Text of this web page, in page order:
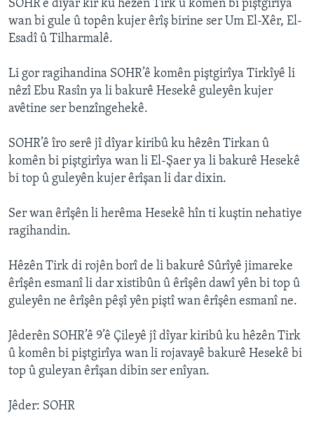
Zimanên Din
SOHR’ê dîyar kir ku hêzên Tirk û komên bi piştgirîya
wan bi gule û topên kujer êrîş birine ser Um El-Xêr, El-
Esadî û Tilharmalê.
Li gor ragihandina SOHR’ê komên piştgirîya Tirkîyê li
nêzî Ebu Rasîn ya li bakurê Hesekê guleyên kujer
avêtine ser benzîngehekê.
SOHR’ê îro serê jî dîyar kiribû ku hêzên Tirkan û
komên bi piştgirîya wan li El-Şaer ya li bakurê Hesekê
bi top û guleyên kujer êrîşan li dar dixin.
Ser wan êrîşên li herêma Hesekê hîn ti kuştin nehatiye
ragihandin.
Hêzên Tirk di rojên borî de li bakurê Sûrîyê jimareke
êrîşên esmanî li dar xistibûn û êrîşên dawî yên bi top û
guleyên ne êrîşên pêşî yên piştî wan êrîşên esmanî ne.
Jêderên SOHR’ê 9’ê Çileyê jî dîyar kiribû ku hêzên Tirk
û komên bi piştgirîya wan li rojavayê bakurê Hesekê bi
top û guleyan êrîşan dibin ser enîyan.
Jêder: SOHR